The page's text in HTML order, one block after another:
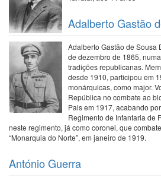
Adalberto Gastão
Adalberto Gastão de Sousa
de dezembro de 1865,
tradições republicanas.
desde 1910, participou em
monárquicas, como major.
República no combate ao
Pais em 1917, acabando
Regimento de Infantaria de
neste regimento, já como coronel, que
“Monarquia do Norte”, em janeiro de 1919.
António Guerra